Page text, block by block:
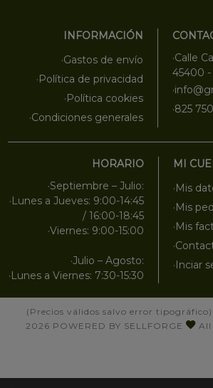
INFORMACIÓN
·Gastos de envío
·Política de privacidad
·Política cookies
·Condiciones generales
·Calle
45400 -
·825
HORARIO
·Septiembre – Julio:
·Lunes a Jueves: 9:00-14:45
/ 16:00-18:45
·Viernes: 9:00-15:00
·Julio – Agosto:
·Lunes a Viernes: 7:30-15:30
MI
·Mis
·Mis
·Mis
·Inciar
(Precios válidos salvo error tipográfico)
2026 POWERED BY SELLFORGE All